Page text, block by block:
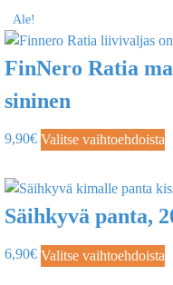
Ale!
FinNero Ratia
sininen
9,90€ Valitse vaihtoehdoista
Säihkyvä panta,
6,90€ Valitse vaihtoehdoista